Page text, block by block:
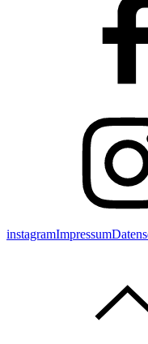
instagramImpressum